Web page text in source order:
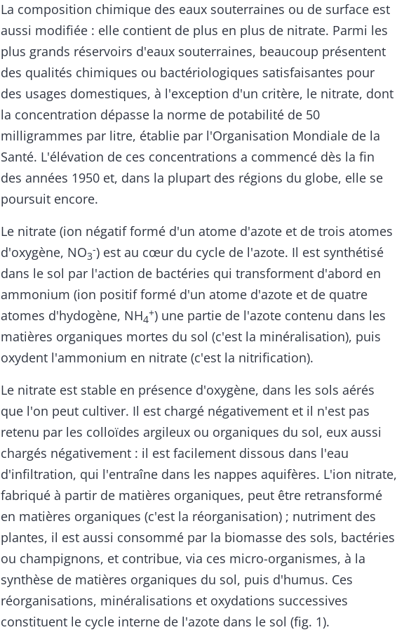
La composition chimique des eaux souterraines ou de surface est
aussi modifiée : elle contient de plus en plus de nitrate. Parmi les
plus grands réservoirs d'eaux souterraines, beaucoup présentent
des qualités chimiques ou bactériologiques satisfaisantes pour
des usages domestiques, à l'exception d'un critère, le nitrate, dont
la concentration dépasse la norme de potabilité de 50
milligrammes par litre, établie par l'Organisation Mondiale de la
Santé. L'élévation de ces concentrations a commencé dès la fin
des années 1950 et, dans la plupart des régions du globe, elle se
poursuit encore.
Le nitrate (ion négatif formé d'un atome d'azote et de trois atomes
d'oxygène, NO3
-) est au cœur du cycle de l'azote. Il est synthétisé
dans le sol par l'action de bactéries qui transforment d'abord en
ammonium (ion positif formé d'un atome d'azote et de quatre
atomes d'hydogène, NH4
+) une partie de l'azote contenu dans les
matières organiques mortes du sol (c'est la minéralisation), puis
oxydent l'ammonium en nitrate (c'est la nitrification).
Le nitrate est stable en présence d'oxygène, dans les sols aérés
que l'on peut cultiver. Il est chargé négativement et il n'est pas
retenu par les colloïdes argileux ou organiques du sol, eux aussi
chargés négativement : il est facilement dissous dans l'eau
d'infiltration, qui l'entraîne dans les nappes aquifères. L'ion nitrate,
fabriqué à partir de matières organiques, peut être retransformé
en matières organiques (c'est la réorganisation) ; nutriment des
plantes, il est aussi consommé par la biomasse des sols, bactéries
ou champignons, et contribue, via ces micro-organismes, à la
synthèse de matières organiques du sol, puis d'humus. Ces
réorganisations, minéralisations et oxydations successives
constituent le cycle interne de l'azote dans le sol (fig. 1).